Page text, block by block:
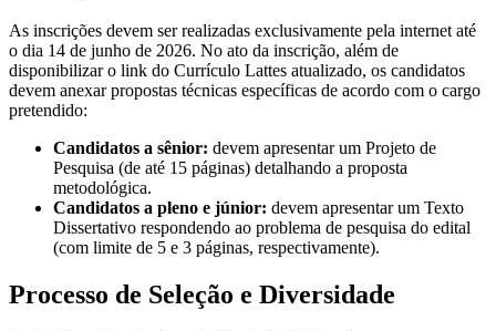
As inscrições devem ser realizadas exclusivamente pela internet até
o dia 14 de junho de 2026. No ato da inscrição, além de
disponibilizar o link do Currículo Lattes atualizado, os candidatos
devem anexar propostas técnicas específicas de acordo com o cargo
pretendido:
Candidatos a sênior: devem apresentar um Projeto de
Pesquisa (de até 15 páginas) detalhando a proposta
metodológica.
Candidatos a pleno e júnior: devem apresentar um Texto
Dissertativo respondendo ao problema de pesquisa do edital
(com limite de 5 e 3 páginas, respectivamente).
Processo de Seleção e Diversidade